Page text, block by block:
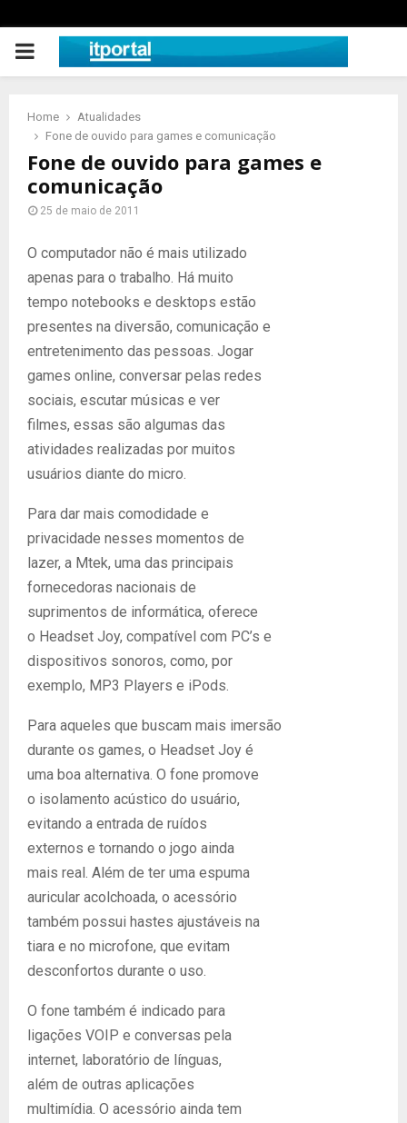
PRIMARY
Home
Atualidades
Fone de ouvido para games e comunicação
Fone de ouvido para games e
comunicação
25 de maio de 2011
O computador não é mais utilizado
apenas para o trabalho. Há muito
tempo notebooks e desktops estão
presentes na diversão, comunicação e
entretenimento das pessoas. Jogar
games online, conversar pelas redes
sociais, escutar músicas e ver
filmes, essas são algumas das
atividades realizadas por muitos
usuários diante do micro.
Para dar mais comodidade e
privacidade nesses momentos de
lazer, a Mtek, uma das principais
fornecedoras nacionais de
suprimentos de informática, oferece
o Headset Joy, compatível com PC’s e
dispositivos sonoros, como, por
exemplo, MP3 Players e iPods.
Para aqueles que buscam mais imersão
durante os games, o Headset Joy é
uma boa alternativa. O fone promove
o isolamento acústico do usuário,
evitando a entrada de ruídos
externos e tornando o jogo ainda
mais real. Além de ter uma espuma
auricular acolchoada, o acessório
também possui hastes ajustáveis na
tiara e no microfone, que evitam
desconfortos durante o uso.
O fone também é indicado para
ligações VOIP e conversas pela
internet, laboratório de línguas,
além de outras aplicações
multimídia. O acessório ainda tem